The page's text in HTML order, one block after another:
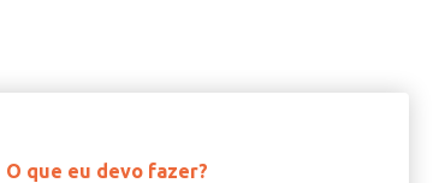
O que eu devo fazer?